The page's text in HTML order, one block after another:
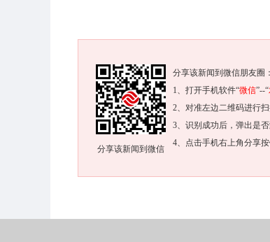
分享该新闻到微信
分享该新闻到微信朋友圈：
1、打开手机软件“微信”--“
2、对准左边二维码进行
3、识别成功后，弹出是
4、点击手机右上角分享按